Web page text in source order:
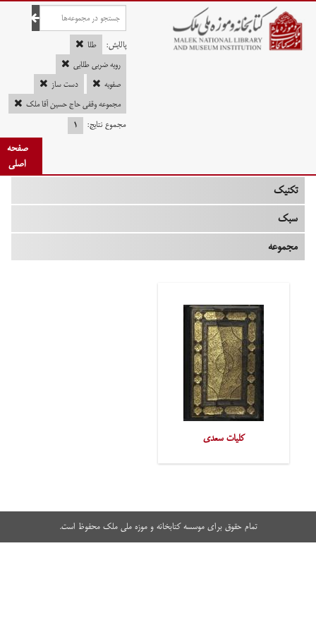
صفحه اصلی
پالایش:
طلا
رویه ضربی طلایی
صفویه
دست ساز
مجموعه وقفی حاج حسین آقا ملک
مجموع نتایج:
۱
صفحه
اصلی
تکنیک
سبک
مجموعه
کلیات سعدی
تمام حقوق برای موسسه کتابخانه و موزه ملی ملک محفوظ است.